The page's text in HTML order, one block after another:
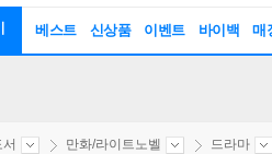
베스트 신상품 이벤트 바이백 매
만화/라이트노벨 드라마